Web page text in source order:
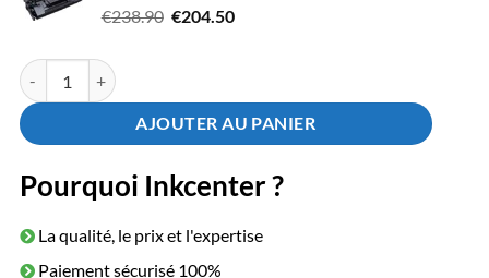
€238.90 Le
€238.90.
€204.50Le
€204.50.
quantité de Pack 2 Toner HP CF226XD Black HC
AJOUTER AU PANIER
Pourquoi Inkcenter ?
La qualité, le prix et l'expertise
Paiement sécurisé 100%